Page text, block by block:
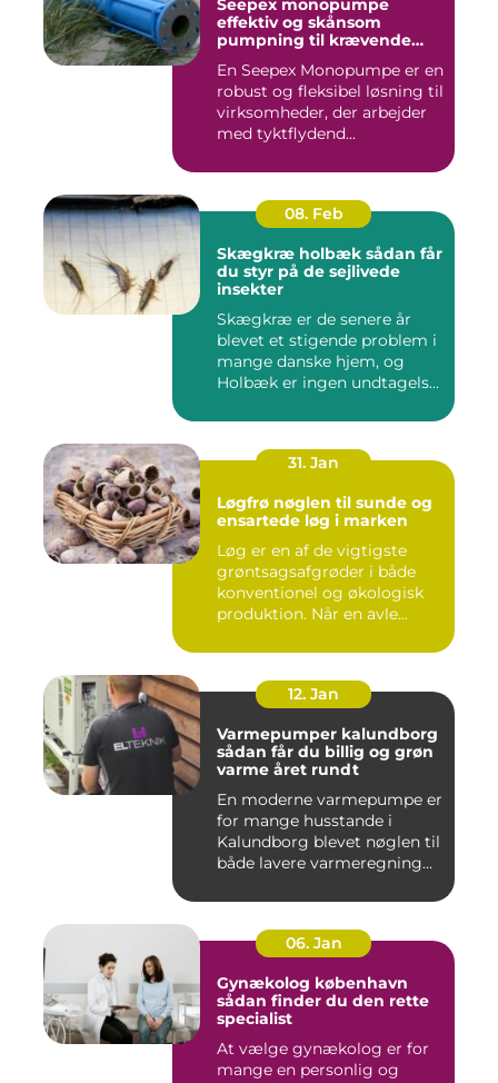
Seepex monopumpe
effektiv og skånsom
pumpning til krævende
En Seepex Monopumpe er en
robust og fleksibel løsning til
virksomheder, der arbejder
med tyktflydend...
08. Feb
Skægkræ holbæk sådan får
du styr på de sejlivede
insekter
Skægkræ er de senere år
blevet et stigende problem i
mange danske hjem, og
Holbæk er ingen undtagels...
31. Jan
Løgfrø nøglen til sunde og
ensartede løg i marken
Løg er en af de vigtigste
grøntsagsafgrøder i både
konventionel og økologisk
produktion. Når en avle...
12. Jan
Varmepumper kalundborg
sådan får du billig og grøn
varme året rundt
En moderne varmepumpe er
for mange husstande i
Kalundborg blevet nøglen til
både lavere varmeregning...
06. Jan
Gynækolog københavn
sådan finder du den rette
specialist
At vælge gynækolog er for
mange en personlig og